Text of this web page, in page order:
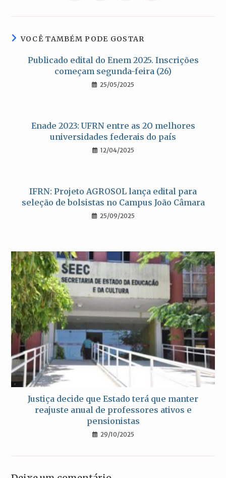
nova nova nova nova
VOCÊ TAMBÉM PODE GOSTAR
Publicado edital do Enem 2025. Inscrições
começam segunda-feira (26)
25/05/2025
Enade 2023: UFRN entre as 2O melhores
universidades federais do país
12/04/2025
IFRN: Projeto AGROSOL lança edital para
seleção de bolsistas no Campus João Câmara
25/09/2025
Justiça decide que Estado terá que manter
reajuste anual de professores ativos e
pensionistas
29/10/2025